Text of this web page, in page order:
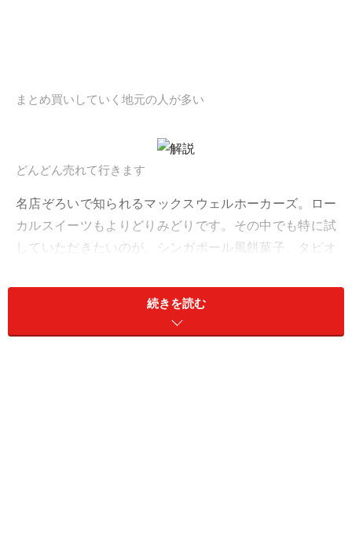
まとめ買いしていく地元の人が多い
どんどん売れて行きます
名店ぞろいで知られるマックスウェルホーカーズ。ロー
カルスイーツもよりどりみどりです。その中でも特に試
していただきたいのが、シンガポール風餅菓子、タピオ
すが、お昼前には売り切れ早じまい、なんて事も多い人
タピオカケーキとは、タピオカの粉で作った柔らかいお
続きを読む